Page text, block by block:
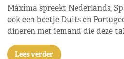
Máxima spreekt Nederlands,
ook een beetje Duits en
dineren met iemand die deze
Lees verder